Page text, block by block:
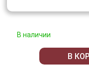
В наличии
В